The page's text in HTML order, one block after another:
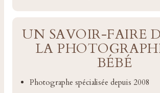
UN SAVOIR-FAIRE
LA
BÉBÉ
Photographe spécialisée depuis 2008